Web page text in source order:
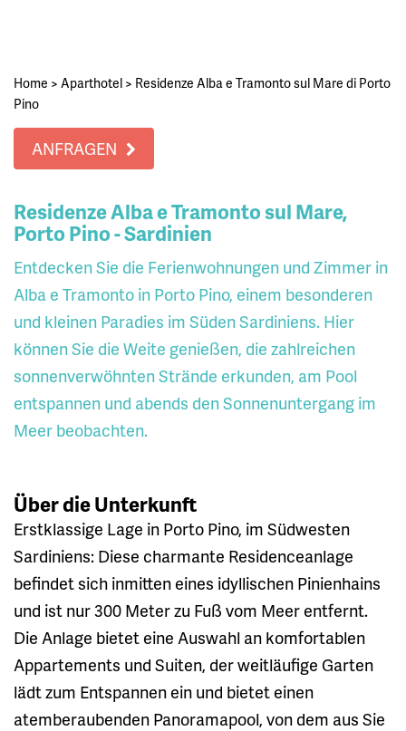
Home > Aparthotel > Residenze Alba e Tramonto sul Mare di Porto
Pino
ANFRAGEN
Residenze Alba e Tramonto sul Mare,
Porto Pino - Sardinien
Entdecken Sie die Ferienwohnungen und Zimmer in
Alba e Tramonto in Porto Pino, einem besonderen
und kleinen Paradies im Süden Sardiniens. Hier
können Sie die Weite genießen, die zahlreichen
sonnenverwöhnten Strände erkunden, am Pool
entspannen und abends den Sonnenuntergang im
Meer beobachten.
Über die Unterkunft
Erstklassige Lage in Porto Pino, im Südwesten
Sardiniens: Diese charmante Residenceanlage
befindet sich inmitten eines idyllischen Pinienhains
und ist nur 300 Meter zu Fuß vom Meer entfernt.
Die Anlage bietet eine Auswahl an komfortablen
Appartements und Suiten, der weitläufige Garten
lädt zum Entspannen ein und bietet einen
atemberaubenden Panoramapool, von dem aus Sie